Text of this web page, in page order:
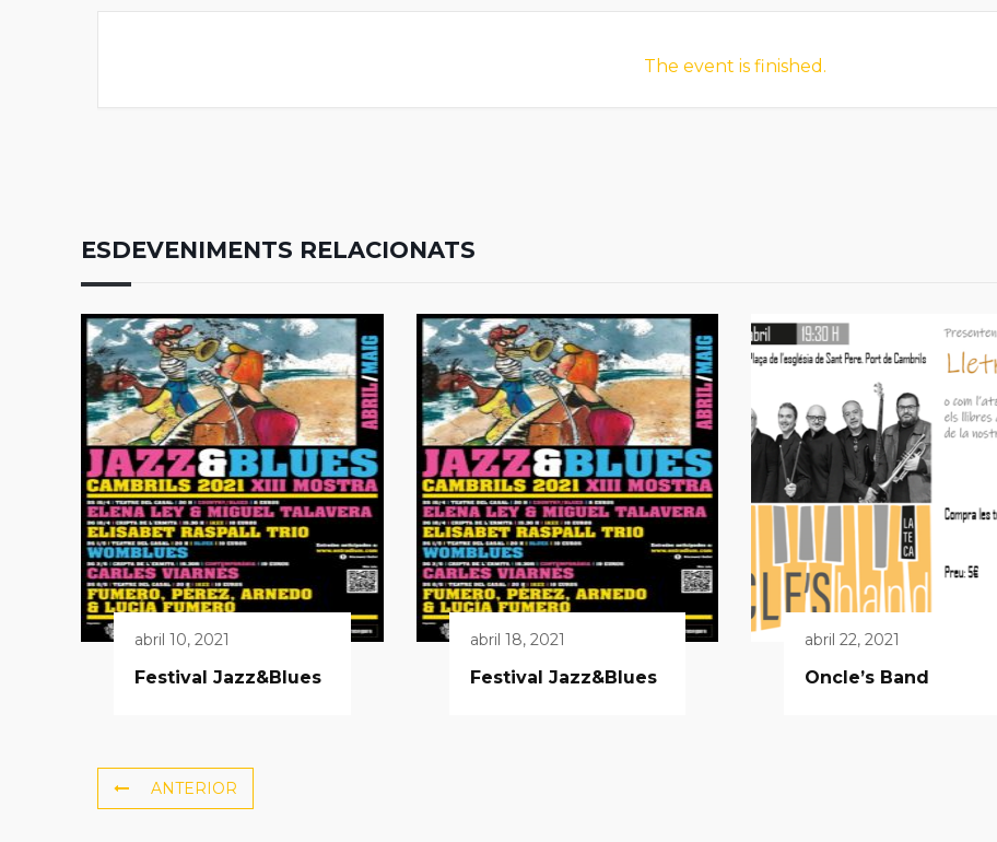
The event is finished.
ESDEVENIMENTS RELACIONATS
abril 10, 2021
Festival Jazz&Blues
abril 18, 2021
Festival Jazz&Blues
abril 22, 2021
Oncle’s Band
ANTERIOR